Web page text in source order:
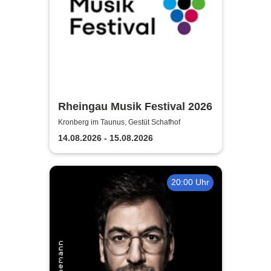
Rheingau Musik Festival 2026
Kronberg im Taunus, Gestüt Schafhof
14.08.2026 - 15.08.2026
20:00 Uhr